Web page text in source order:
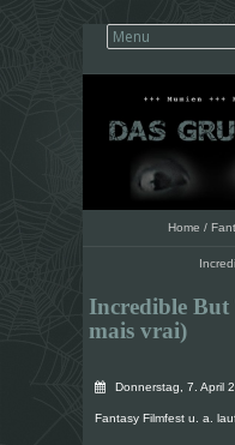
Home /
Incredible
mais vrai)
Donnerstag, 7. April
Fantasy Filmfest u. a.